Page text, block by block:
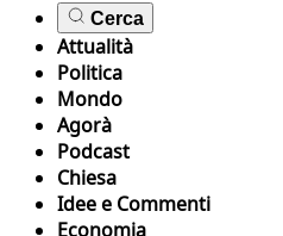
Cerca
Attualità
Politica
Mondo
Agorà
Podcast
Chiesa
Idee e Commenti
Economia